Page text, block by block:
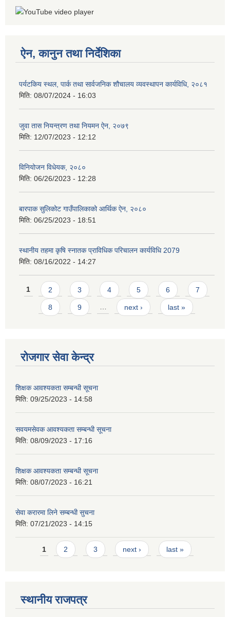
ऐन, कानुन तथा निर्देशिका
पर्यटकिय स्थल, पार्क तथा सार्वजनिक शौचालय व्यवस्थापन कार्यविधि, २०८१
मिति: 08/07/2024 - 16:03
जुवा तास नियन्त्रण तथा नियमन ऐन, २०७९
मिति: 12/07/2023 - 12:12
विनियोजन विधेयक, २०८०
मिति: 06/26/2023 - 12:28
बारपाक सुलिकोट गाउँपालिकाको आर्थिक ऐन, २०८०
मिति: 06/25/2023 - 18:51
स्थानीय तहमा कृषि स्नातक प्राविधिक परिचालन कार्यविधि 2079
मिति: 08/16/2022 - 14:27
Pages
1 2 3 4 5 6 7
8 9 … next › last »
रोजगार सेवा केन्द्र
शिक्षक आवश्यकता सम्बन्धी सूचना
मिति: 09/25/2023 - 14:58
सवयमसेवक आवश्यकता सम्बन्धी सूचना
मिति: 08/09/2023 - 17:16
शिक्षक आवश्यकता सम्बन्धी सूचना
मिति: 08/07/2023 - 16:21
सेवा करारमा लिने सम्बन्धी सुचना
मिति: 07/21/2023 - 14:15
Pages
1 2 3 next › last »
स्थानीय राजपत्र